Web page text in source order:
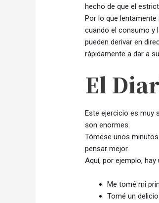
hecho de que el
Por lo que
cuando el consumo y
pueden derivar en
rápidamente a dar a
El
Este ejercicio es muy
son enormes.
Tómese unos
pensar mejor.
Aquí, por ejemplo,
Me tomé mi
Tomé un